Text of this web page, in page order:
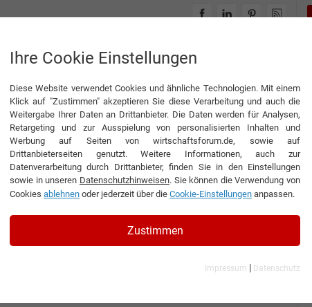
INTERVIEWS
Garten- und
Interview Peter Rose
Interview mit Dip.-Ing. (FH) Peter Rose, Inhaber und
Ihre Cookie Einstellungen
Diese Website verwendet Cookies und ähnliche Technologien. Mit einem
Klick auf "Zustimmen" akzeptieren Sie diese Verarbeitung und auch die
Weitergabe Ihrer Daten an Drittanbieter. Die Daten werden für Analysen,
Retargeting und zur Ausspielung von personalisierten Inhalten und
Werbung auf Seiten von wirtschaftsforum.de, sowie auf
Drittanbieterseiten genutzt. Weitere Informationen, auch zur
Datenverarbeitung durch Drittanbieter, finden Sie in den Einstellungen
sowie in unseren Datenschutzhinweisen. Sie können die Verwendung von
Cookies ablehnen oder jederzeit über die Cookie-Einstellungen anpassen.
Zustimmen
Impressum | Datenschutz